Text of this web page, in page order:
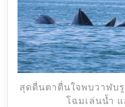
สุดตื่นตาตื่นใจพบวาฬบ
โฉมเล่นน้ำ